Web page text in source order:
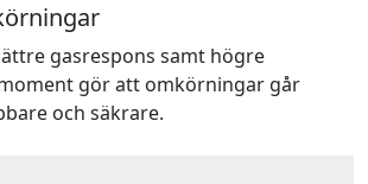
gasrespons samt högre
gör att omkörningar går
och säkrare.